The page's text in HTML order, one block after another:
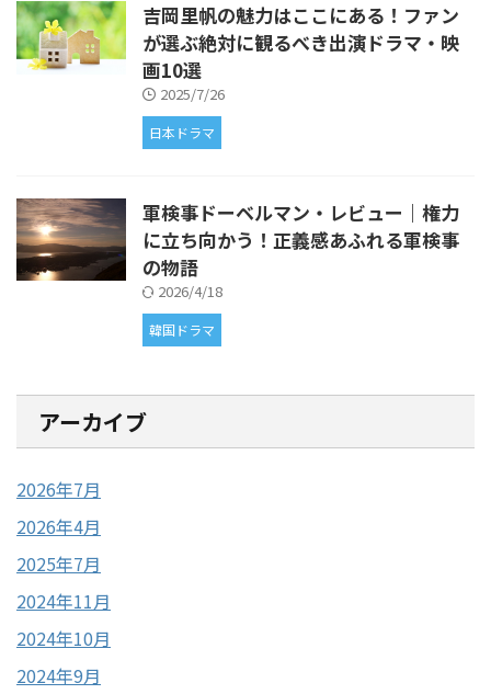
吉岡里帆の魅力はここにある！ファン
が選ぶ絶対に観るべき出演ドラマ・映
画10選
2025/7/26
日本ドラマ
軍検事ドーベルマン・レビュー｜権力
に立ち向かう！正義感あふれる軍検事
の物語
2026/4/18
韓国ドラマ
アーカイブ
2026年7月
2026年4月
2025年7月
2024年11月
2024年10月
2024年9月